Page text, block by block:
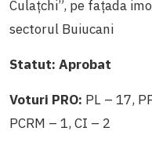
Culațchi”, pe fațada
sectorul Buiucani
Statut: Aprobat
Voturi PRO: PL – 17,
PCRM – 1, CI – 2